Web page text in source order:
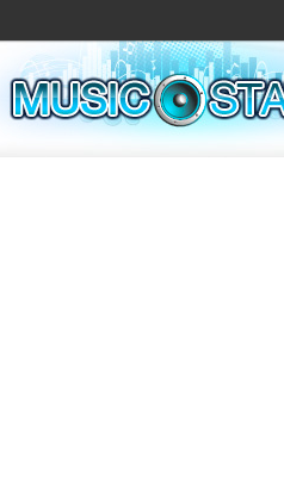
ข่าวด่วน
ละคร